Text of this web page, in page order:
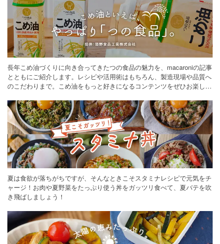
長年こめ油づくりに向き合ってきたつの食品の魅力を、macaroniの記事
とともにご紹介します。レシピや活用術はもちろん、製造現場や品質へ
のこだわりまで。こめ油をもっと好きになるコンテンツをぜひお楽しみ
夏は食欲が落ちがちですが、そんなときこそスタミナレシピで元気をチ
ャージ！お肉や夏野菜をたっぷり使う丼をガッツリ食べて、夏バテを吹
き飛ばしましょう！